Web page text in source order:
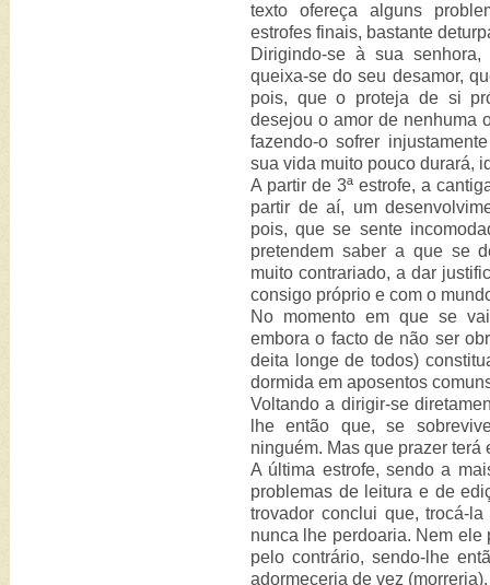
texto ofereça alguns
estrofes finais, bastante
Dirigindo-se à sua
queixa-se do seu desamor,
pois, que o proteja de si
desejou o amor de nenhuma
fazendo-o sofrer
sua vida muito pouco durará,
A partir de 3ª estrofe, a
partir de aí, um
pois, que se sente
pretendem saber a que se
muito contrariado, a dar
consigo próprio e com o
No momento em que se
embora o facto de não ser
deita longe de todos)
dormida em aposentos
Voltando a dirigir-se
lhe então que, se
ninguém. Mas que prazer terá
A última estrofe, sendo a
problemas de leitura e de
trovador conclui que, trocá-
nunca lhe perdoaria. Nem
pelo contrário, sendo-lhe
adormeceria de vez (morreria).